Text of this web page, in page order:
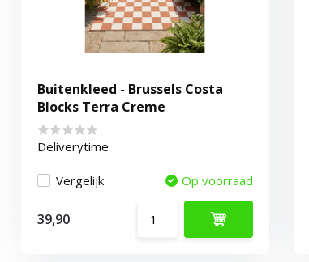
Buitenkleed - Brussels Costa
Blocks Terra Creme
Deliverytime
Vergelijk Op voorraad
39,90